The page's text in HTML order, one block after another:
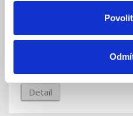
ELEJOY EY800W
Detail